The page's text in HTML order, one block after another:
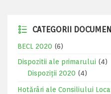
CATEGORII
BECL 2020 (6)
Dispozitii ale primarului (4)
Dispoziții 2020 (4)
Hotărâri ale Consiliului Local